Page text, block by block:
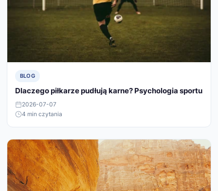
BLOG
Dlaczego piłkarze pudłują karne? Psychologia sportu
2026-07-07
4 min czytania